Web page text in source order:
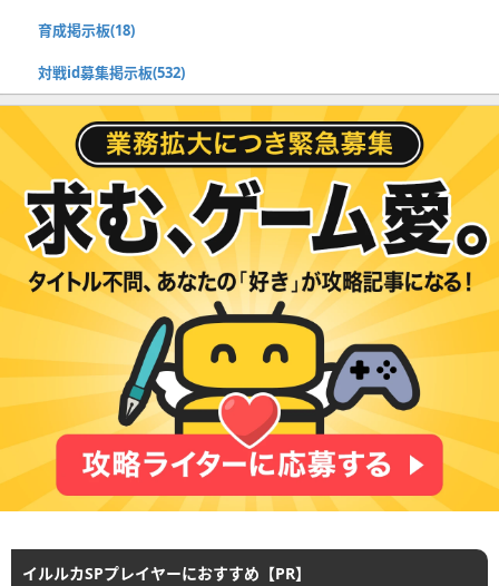
育成掲示板(18)
対戦id募集掲示板(532)
イルルカSPプレイヤーにおすすめ【PR】